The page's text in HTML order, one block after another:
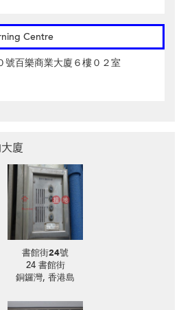
Centre
號百樂商業大廈６樓０２室
廈
書館街24號
24 書館街
銅鑼灣, 香港島